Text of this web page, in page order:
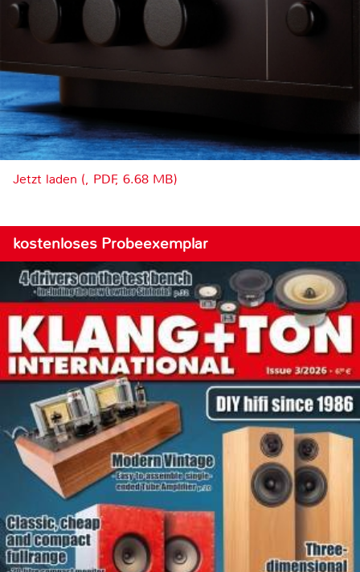
Jetzt laden (, PDF, 6.68 MB)
kostenloses Probeexemplar